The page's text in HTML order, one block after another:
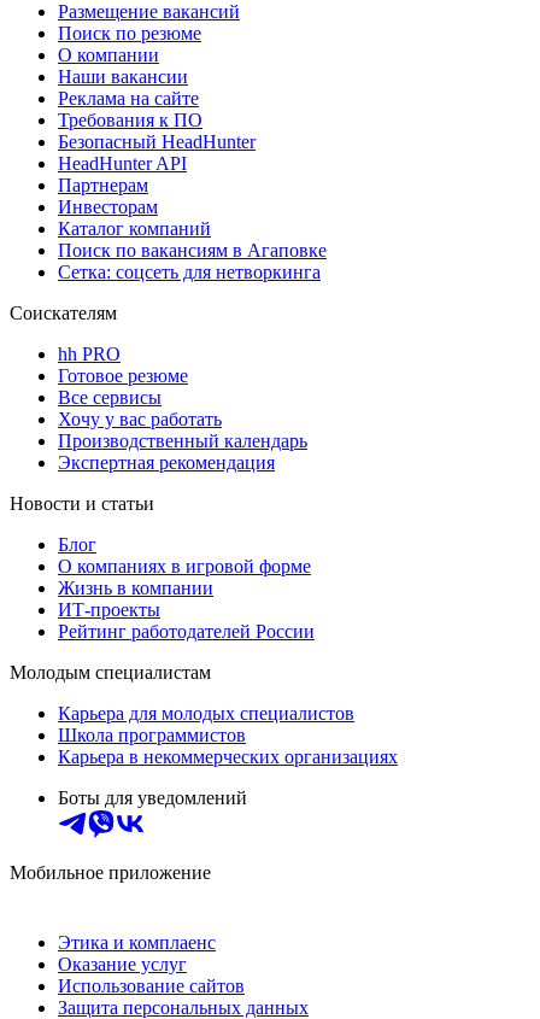
Размещение вакансий
Поиск по резюме
О компании
Наши вакансии
Реклама на сайте
Требования к ПО
Безопасный HeadHunter
HeadHunter API
Партнерам
Инвесторам
Каталог компаний
Поиск по вакансиям в Агаповке
Сетка: соцсеть для нетворкинга
Соискателям
hh PRO
Готовое резюме
Все сервисы
Хочу у вас работать
Производственный календарь
Экспертная рекомендация
Новости и статьи
Блог
О компаниях в игровой форме
Жизнь в компании
ИТ-проекты
Рейтинг работодателей России
Молодым специалистам
Карьера для молодых специалистов
Школа программистов
Карьера в некоммерческих организациях
Боты для уведомлений
Мобильное приложение
Этика и комплаенс
Оказание услуг
Использование сайтов
Защита персональных данных